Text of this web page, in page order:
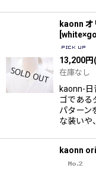
kaonn
[
13,200円
在庫なし
kaonn-
ゴである
パターン
な装いや
kaonn